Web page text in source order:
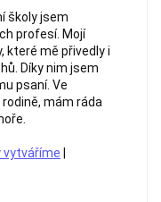
školy jsem
profesí. Mojí
které mě přivedly i
Díky nim jsem
psaní. Ve
mám ráda
vytváříme